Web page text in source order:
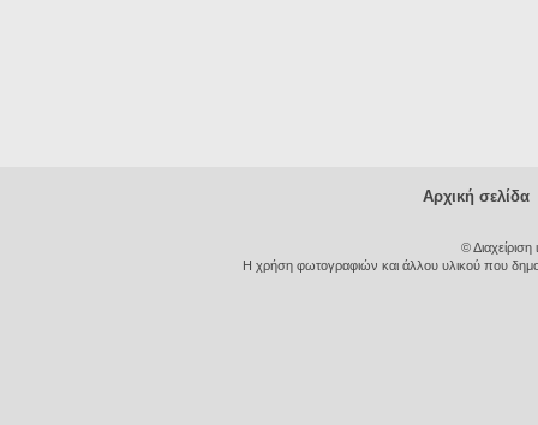
Αρχική σελίδα
©
Η χρήση φωτογραφιών και άλλου υλικού που